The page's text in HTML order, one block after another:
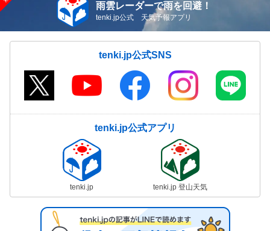
雨雲レーダーで雨を回避！
tenki.jp公式 天気予報アプリ
tenki.jp公式SNS
tenki.jp公式アプリ
tenki.jp tenki.jp 登山天気